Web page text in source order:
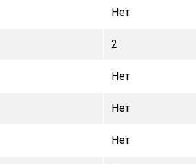
Нет
2
Нет
Нет
Нет